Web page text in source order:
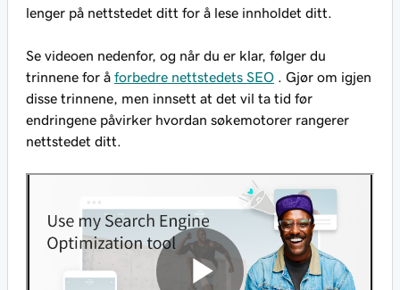
lenger på nettstedet ditt for å lese innholdet ditt.
Se videoen nedenfor, og når du er klar, følger du
trinnene for å forbedre nettstedets SEO . Gjør om igjen
disse trinnene, men innsett at det vil ta tid før
endringene påvirker hvordan søkemotorer rangerer
nettstedet ditt.